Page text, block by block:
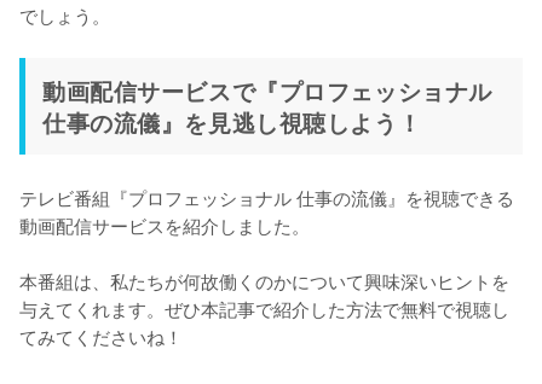
でしょう。
動画配信サービスで『プロフェッショナル
仕事の流儀』を見逃し視聴しよう！
テレビ番組『プロフェッショナル 仕事の流儀』を視聴できる
動画配信サービスを紹介しました。
本番組は、私たちが何故働くのかについて興味深いヒントを
与えてくれます。ぜひ本記事で紹介した方法で無料で視聴し
てみてくださいね！